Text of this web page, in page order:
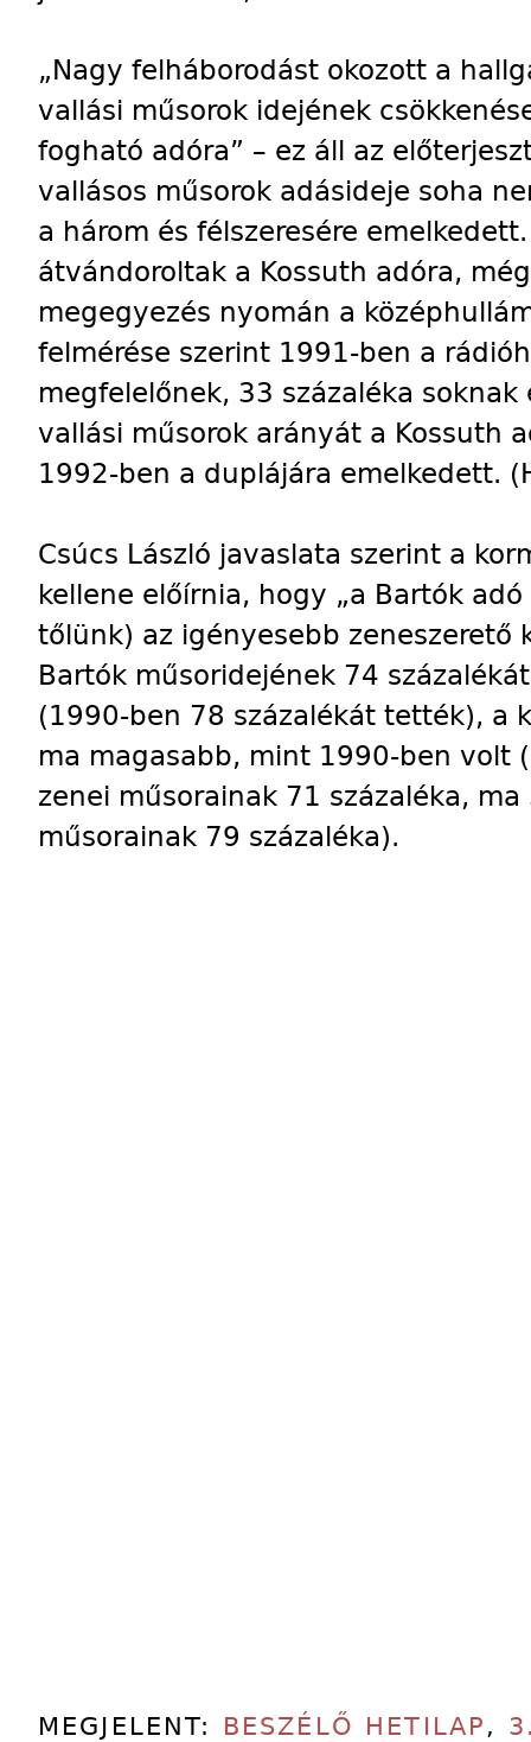
„Nagy felháborodást okozott a
vallási műsorok idejének
fogható adóra” – ez áll az
vallásos műsorok adásideje soha
a három és félszeresére
átvándoroltak a Kossuth adóra,
megegyezés nyomán a
felmérése szerint 1991-ben a
megfelelőnek, 33 százaléka
vallási műsorok arányát a Kossuth
1992-ben a duplájára emelkedett.
Csúcs László javaslata szerint a
kellene előírnia, hogy „a Bartók
tőlünk) az igényesebb zeneszerető
Bartók műsoridejének 74
(1990-ben 78 százalékát tették), a
ma magasabb, mint 1990-ben volt
zenei műsorainak 71 százaléka,
műsorainak 79 százaléka).
MEGJELENT: BESZÉLŐ HETILAP ,